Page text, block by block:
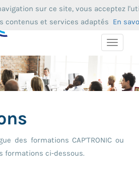
Toggle
des formations CAP’TRONIC ou
formations ci-dessous.
sur ce site, vous acceptez
contenus et services adaptés En